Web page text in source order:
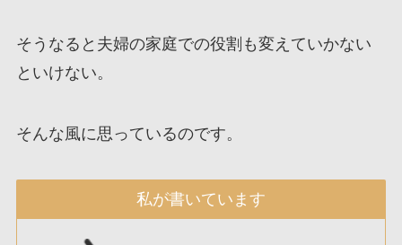
そうなると夫婦の家庭での役割も変えていかない
といけない。
そんな風に思っているのです。
私が書いています